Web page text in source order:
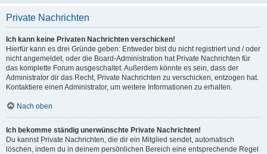
Private Nachrichten
Ich kann keine Privaten Nachrichten verschicken!
Hierfür kann es drei Gründe geben: Entweder bist du nicht registriert und / oder
nicht angemeldet, oder die Board-Administration hat Private Nachrichten für
das komplette Forum ausgeschaltet. Außerdem könnte es sein, dass der
Administrator dir das Recht, Private Nachrichten zu verschicken, entzogen hat.
Kontaktiere einen Administrator, um weitere Informationen zu erhalten.
Nach oben
Ich bekomme ständig unerwünschte Private Nachrichten!
Du kannst Private Nachrichten, die dir ein Mitglied sendet, automatisch
löschen, indem du in deinem persönlichen Bereich eine entsprechende Regel